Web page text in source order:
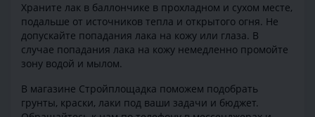
Храните лак в баллончике в прохладном и сухом месте,
подальше от источников тепла и открытого огня. Не
допускайте попадания лака на кожу или глаза. В
случае попадания лака на кожу немедленно промойте
зону водой и мылом.
В магазине Стройплощадка поможем подобрать
грунты, краски, лаки под ваши задачи и бюджет.